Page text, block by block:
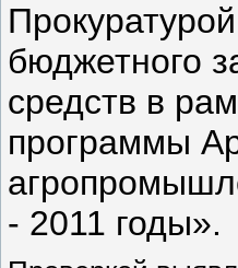
бюджетного
средств в
программы
- 2011 годы».